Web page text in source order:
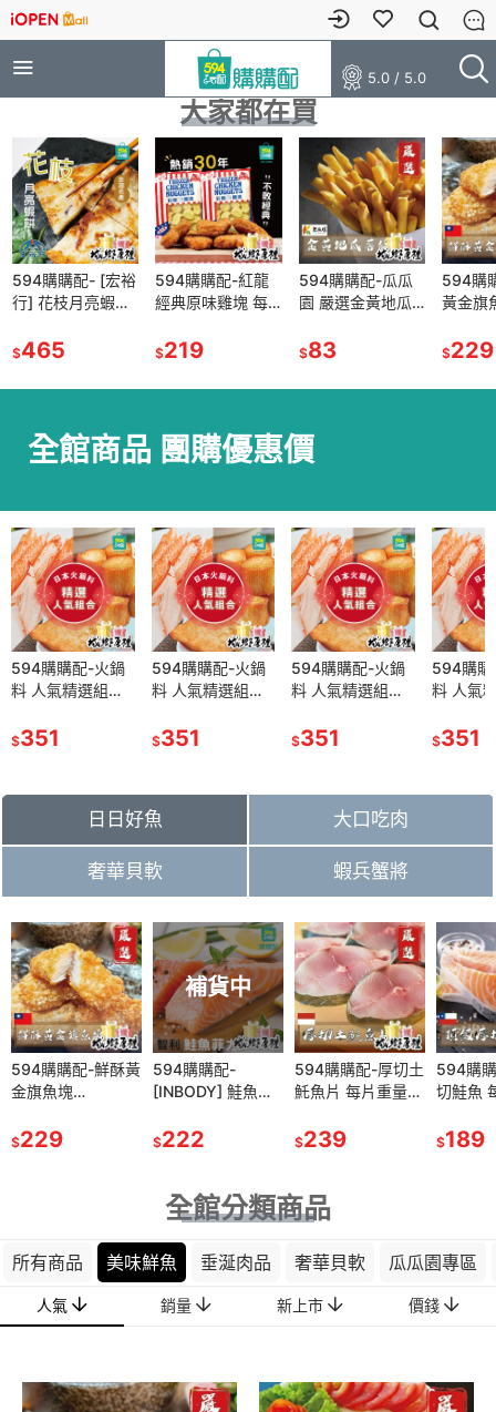
5.0 / 5.0
大家都在買
594購購配- [宏裕
行] 花枝月亮蝦餅
$465
594購購配-紅龍
經典原味雞塊 每
1kg±30g
$219
594購購配-瓜瓜
園 嚴選金黃地瓜
$83
594購
黃金旗
$229
全館商品 團購優惠價
594購購配-火鍋
料 人氣精選組合
雨/ 炸干貝揚) 優
$351
594購購配-火鍋
料 人氣精選組合
雨/ 炸干貝揚) 優
$351
594購購配-火鍋
料 人氣精選組合
雨/ 炸干貝揚) 優
$351
594購
料 人氣
雨/ 炸干
$351
日日好魚 大口吃肉
奢華貝軟 蝦兵蟹將
594購購配-鮮酥黃
金旗魚塊
$229
補貨中
594購購配-
[INBODY] 鮭魚菲
$222
594購購配-厚切土
魠魚片 每片重量約
$239
594購
切鮭魚
$189
594購
氣魚卵
$129
全館分類商品
所有商品 美味鮮魚 垂涎肉品 奢華貝軟 瓜瓜園專區
人氣 銷量 新上市 價錢